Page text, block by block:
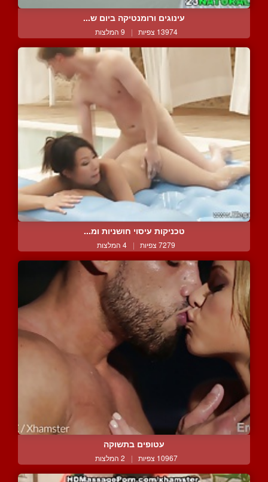
עינוגים ורומנטיקה ביום ש...
13974 צפיות | 9 המלצות
טכניקות עיסוי חושניות ומ...
7279 צפיות | 4 המלצות
עטופים בתשוקה
10967 צפיות | 2 המלצות